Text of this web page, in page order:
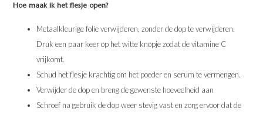
Hoe maak ik het flesje open?
Metaalkleurige folie verwijderen, zonder de dop te verwijderen.
Druk een paar keer op het witte knopje zodat de vitamine C
vrijkomt.
Schud het flesje krachtig om het poeder en serum te vermengen.
Verwijder de dop en breng de gewenste hoeveelheid aan
Schroef na gebruik de dop weer stevig vast en zorg ervoor dat de